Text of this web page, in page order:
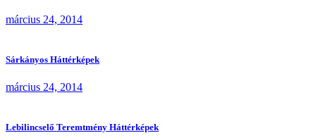
március 24, 2014
Sárkányos Háttérképek
március 24, 2014
Lebilincselő Teremtmény Háttérképek